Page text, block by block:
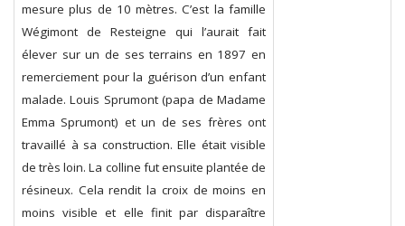
mesure plus de 10 mètres. C’est la famille
Wégimont de Resteigne qui l’aurait fait
élever sur un de ses terrains en 1897 en
remerciement pour la guérison d’un enfant
malade. Louis Sprumont (papa de Madame
Emma Sprumont) et un de ses frères ont
travaillé à sa construction. Elle était visible
de très loin. La colline fut ensuite plantée de
résineux. Cela rendit la croix de moins en
moins visible et elle finit par disparaître